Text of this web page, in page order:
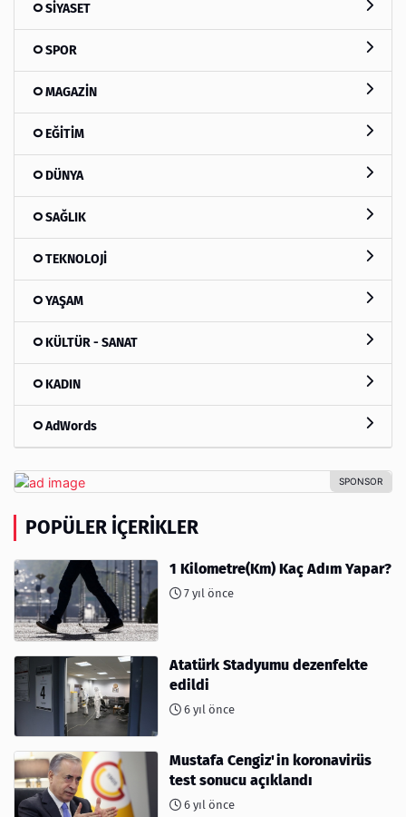
SİYASET
SPOR
MAGAZİN
EĞİTİM
DÜNYA
SAĞLIK
TEKNOLOJİ
YAŞAM
KÜLTÜR - SANAT
KADIN
AdWords
POPÜLER İÇERIKLER
1 Kilometre(Km) Kaç Adım Yapar?
7 yıl önce
Atatürk Stadyumu dezenfekte
edildi
6 yıl önce
Mustafa Cengiz'in koronavirüs
test sonucu açıklandı
6 yıl önce